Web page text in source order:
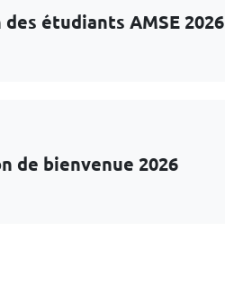
étudiants AMSE 2026
de bienvenue 2026